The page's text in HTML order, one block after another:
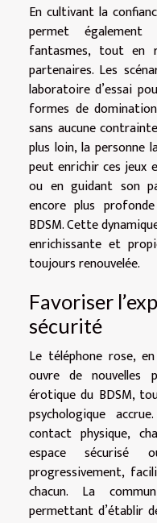
En cultivant la
permet également
fantasmes, tout en
partenaires. Les
laboratoire d’essai
formes de
sans aucune
plus loin, la personne
peut enrichir ces jeux
ou en guidant son
encore plus
BDSM. Cette
enrichissante et
toujours renouvelée.
Favoriser
sécurité
Le téléphone rose,
ouvre de nouvelles
érotique du BDSM,
psychologique
contact physique,
espace sécurisé
progressivement,
chacun. La
permettant d’établir